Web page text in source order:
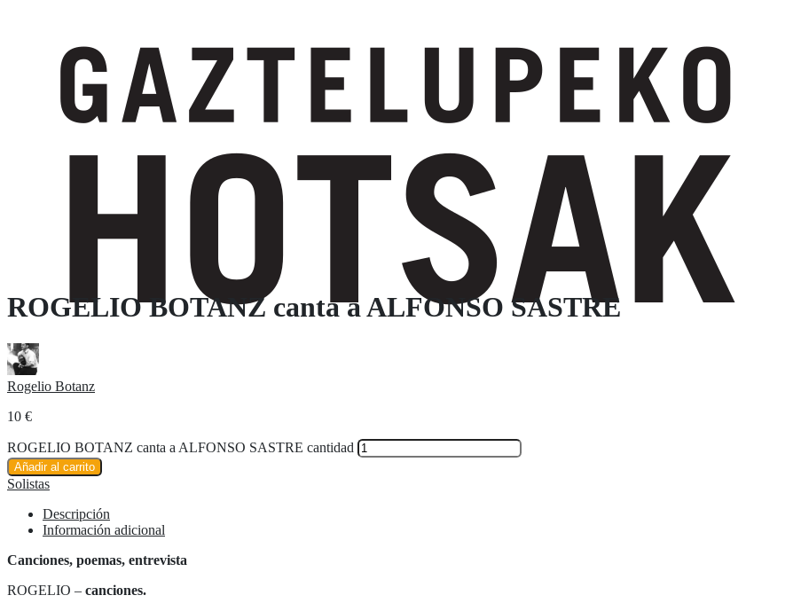
ROGELIO BOTANZ canta a ALFONSO SASTRE
Rogelio Botanz
10 €
ROGELIO BOTANZ canta a ALFONSO SASTRE cantidad
Añadir al carrito
Solistas
Descripción
Información adicional
Canciones, poemas, entrevista
ROGELIO – canciones.